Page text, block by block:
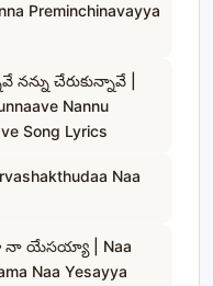
Preminchinavayya
నన్ను చేరుకున్నావే |
Nannu
Song Lyrics
Naa
యేసయ్యా | Naa
Naa Yesayya